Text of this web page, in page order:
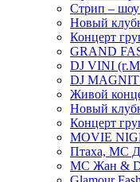
Стрип –
Новый
Концерт
GRAND
DJ VINI
DJ MAGNIT
Живой
Новый
Концерт
MOVIE
Птаха, МС
МС Жан & Dj